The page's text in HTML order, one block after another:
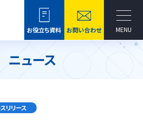
お役立ち資料
お問い合わせ MENU
ニュース
リリース